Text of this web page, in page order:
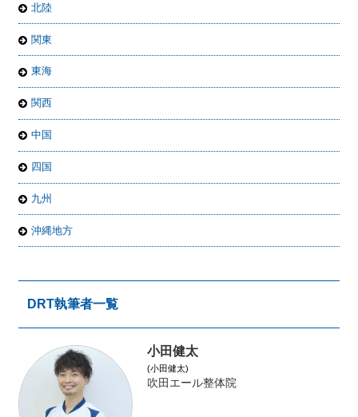
北陸
関東
東海
関西
中国
四国
九州
沖縄地方
DRT執筆者一覧
小田健太
(小田健太)
吹田エール整体院